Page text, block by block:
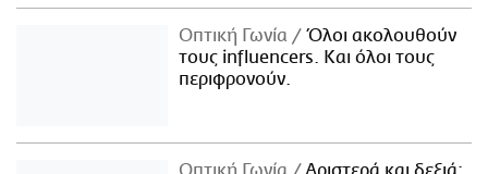
Οπτική Γωνία
Όλοι ακολουθούν
τους influencers. Και όλοι τους
περιφρονούν.